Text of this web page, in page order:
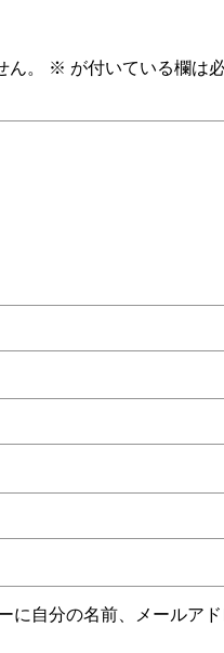
。 ※ が付いている欄は
自分の名前、メールアド